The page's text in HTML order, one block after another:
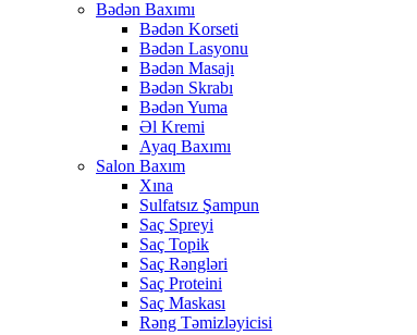
Bədən Baxımı
Bədən Korseti
Bədən Lasyonu
Bədən Masajı
Bədən Skrabı
Bədən Yuma
Əl Kremi
Ayaq Baxımı
Salon Baxım
Xına
Sulfatsız Şampun
Saç Spreyi
Saç Topik
Saç Rəngləri
Saç Proteini
Saç Maskası
Rəng Təmizləyicisi